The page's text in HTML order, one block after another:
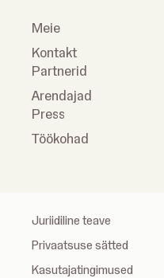
Meie
Kontakt
Partnerid
Arendajad
Press
Töökohad
Juriidiline teave
Privaatsuse sätted
Kasutajatingimused